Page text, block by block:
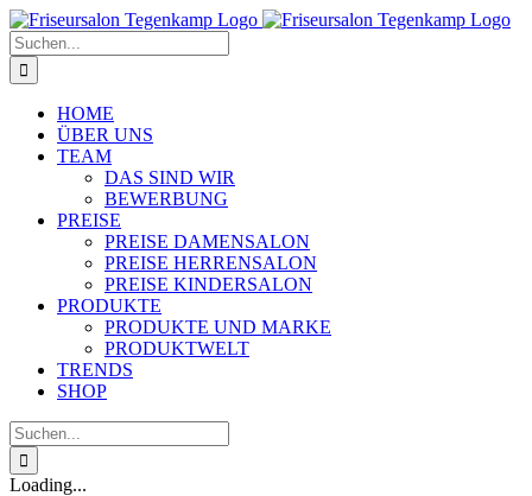
Zum
Inhalt
springen
Suche
nach:
HOME
ÜBER UNS
TEAM
DAS SIND WIR
BEWERBUNG
PREISE
PREISE DAMENSALON
PREISE HERRENSALON
PREISE KINDERSALON
PRODUKTE
PRODUKTE UND MARKE
PRODUKTWELT
TRENDS
SHOP
Suche
nach:
Loading...